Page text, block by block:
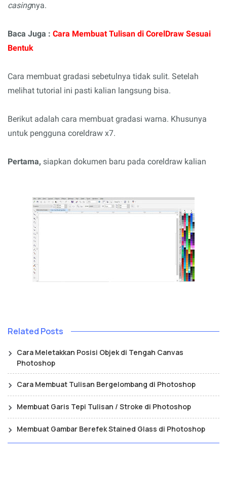
casingnya.
Baca Juga : Cara Membuat Tulisan di CorelDraw Sesuai
Bentuk
Cara membuat gradasi sebetulnya tidak sulit. Setelah
melihat tutorial ini pasti kalian langsung bisa.
Berikut adalah cara membuat gradasi warna. Khusunya
untuk pengguna coreldraw x7.
Pertama, siapkan dokumen baru pada coreldraw kalian
Related Posts
Cara Meletakkan Posisi Objek di Tengah Canvas
Photoshop
Cara Membuat Tulisan Bergelombang di Photoshop
Membuat Garis Tepi Tulisan / Stroke di Photoshop
Membuat Gambar Berefek Stained Glass di Photoshop